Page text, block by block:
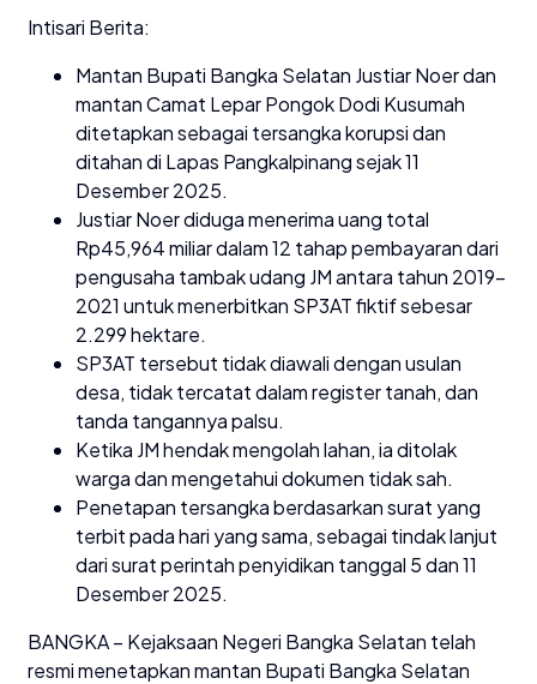
Intisari Berita:
Mantan Bupati Bangka Selatan Justiar Noer dan
mantan Camat Lepar Pongok Dodi Kusumah
ditetapkan sebagai tersangka korupsi dan
ditahan di Lapas Pangkalpinang sejak 11
Desember 2025.
Justiar Noer diduga menerima uang total
Rp45,964 miliar dalam 12 tahap pembayaran dari
pengusaha tambak udang JM antara tahun 2019–
2021 untuk menerbitkan SP3AT fiktif sebesar
2.299 hektare.
SP3AT tersebut tidak diawali dengan usulan
desa, tidak tercatat dalam register tanah, dan
tanda tangannya palsu.
Ketika JM hendak mengolah lahan, ia ditolak
warga dan mengetahui dokumen tidak sah.
Penetapan tersangka berdasarkan surat yang
terbit pada hari yang sama, sebagai tindak lanjut
dari surat perintah penyidikan tanggal 5 dan 11
Desember 2025.
BANGKA – Kejaksaan Negeri Bangka Selatan telah
resmi menetapkan mantan Bupati Bangka Selatan